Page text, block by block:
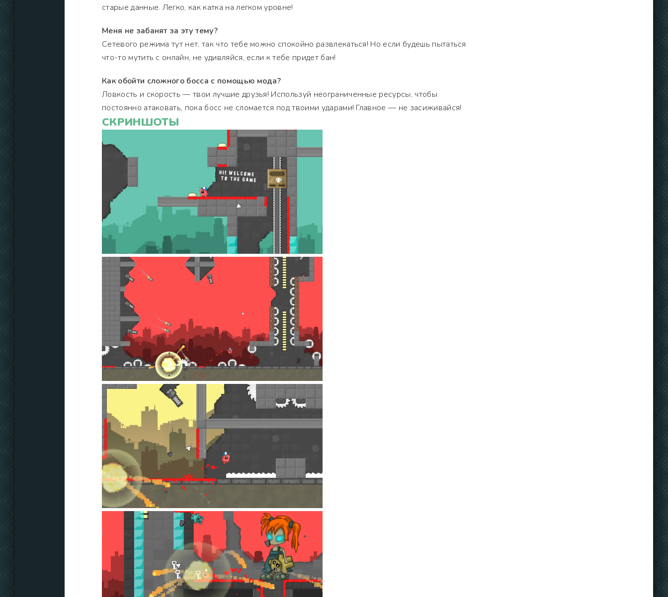
старые данные. Легко, как катка на легком уровне!
Меня не забанят за эту тему?
Сетевого режима тут нет, так что тебе можно спокойно развлекаться! Но если будешь пытаться
что-то мутить с онлайн, не удивляйся, если к тебе придет бан!
Как обойти сложного босса с помощью мода?
Ловкость и скорость — твои лучшие друзья! Используй неограниченные ресурсы, чтобы
постоянно атаковать, пока босс не сломается под твоими ударами! Главное — не засиживайся!
СКРИНШОТЫ